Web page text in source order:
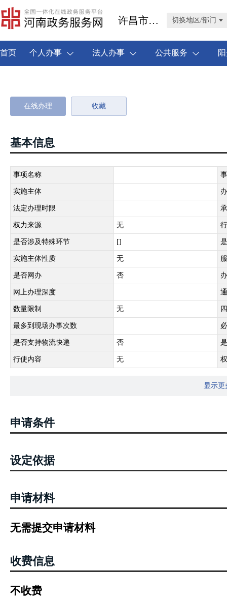
许昌市禹州市 切换地区/部门
首页 个人办事 法人办事 公共服务
在线办理 收藏
基本信息
事项名称
实施主体
法定办理时限
权力来源 无
是否涉及特殊环节 []
实施主体性质 无
是否网办 否
网上办理深度
数量限制 无
最多到现场办事次数
是否支持物流快递 否
行使内容 无
显示更
申请条件
设定依据
申请材料
无需提交申请材料
收费信息
不收费